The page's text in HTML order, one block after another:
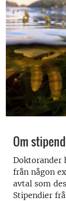
Om
Doktorander
från någon
avtal som
Stipendier